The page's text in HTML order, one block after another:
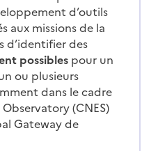
d’outils
aux missions de la
d’identifier des
possibles pour un
ou plusieurs
dans le cadre
(CNES)
Gateway de